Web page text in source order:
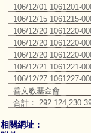
106/12/01 1061201-
106/12/15 1061215-
106/12/20 1061220-
106/12/20 1061220-
106/12/20 1061220-
106/12/21 1061221-
106/12/27 1061227-
善文教基金會
合計： 292 124,230
相關網址：